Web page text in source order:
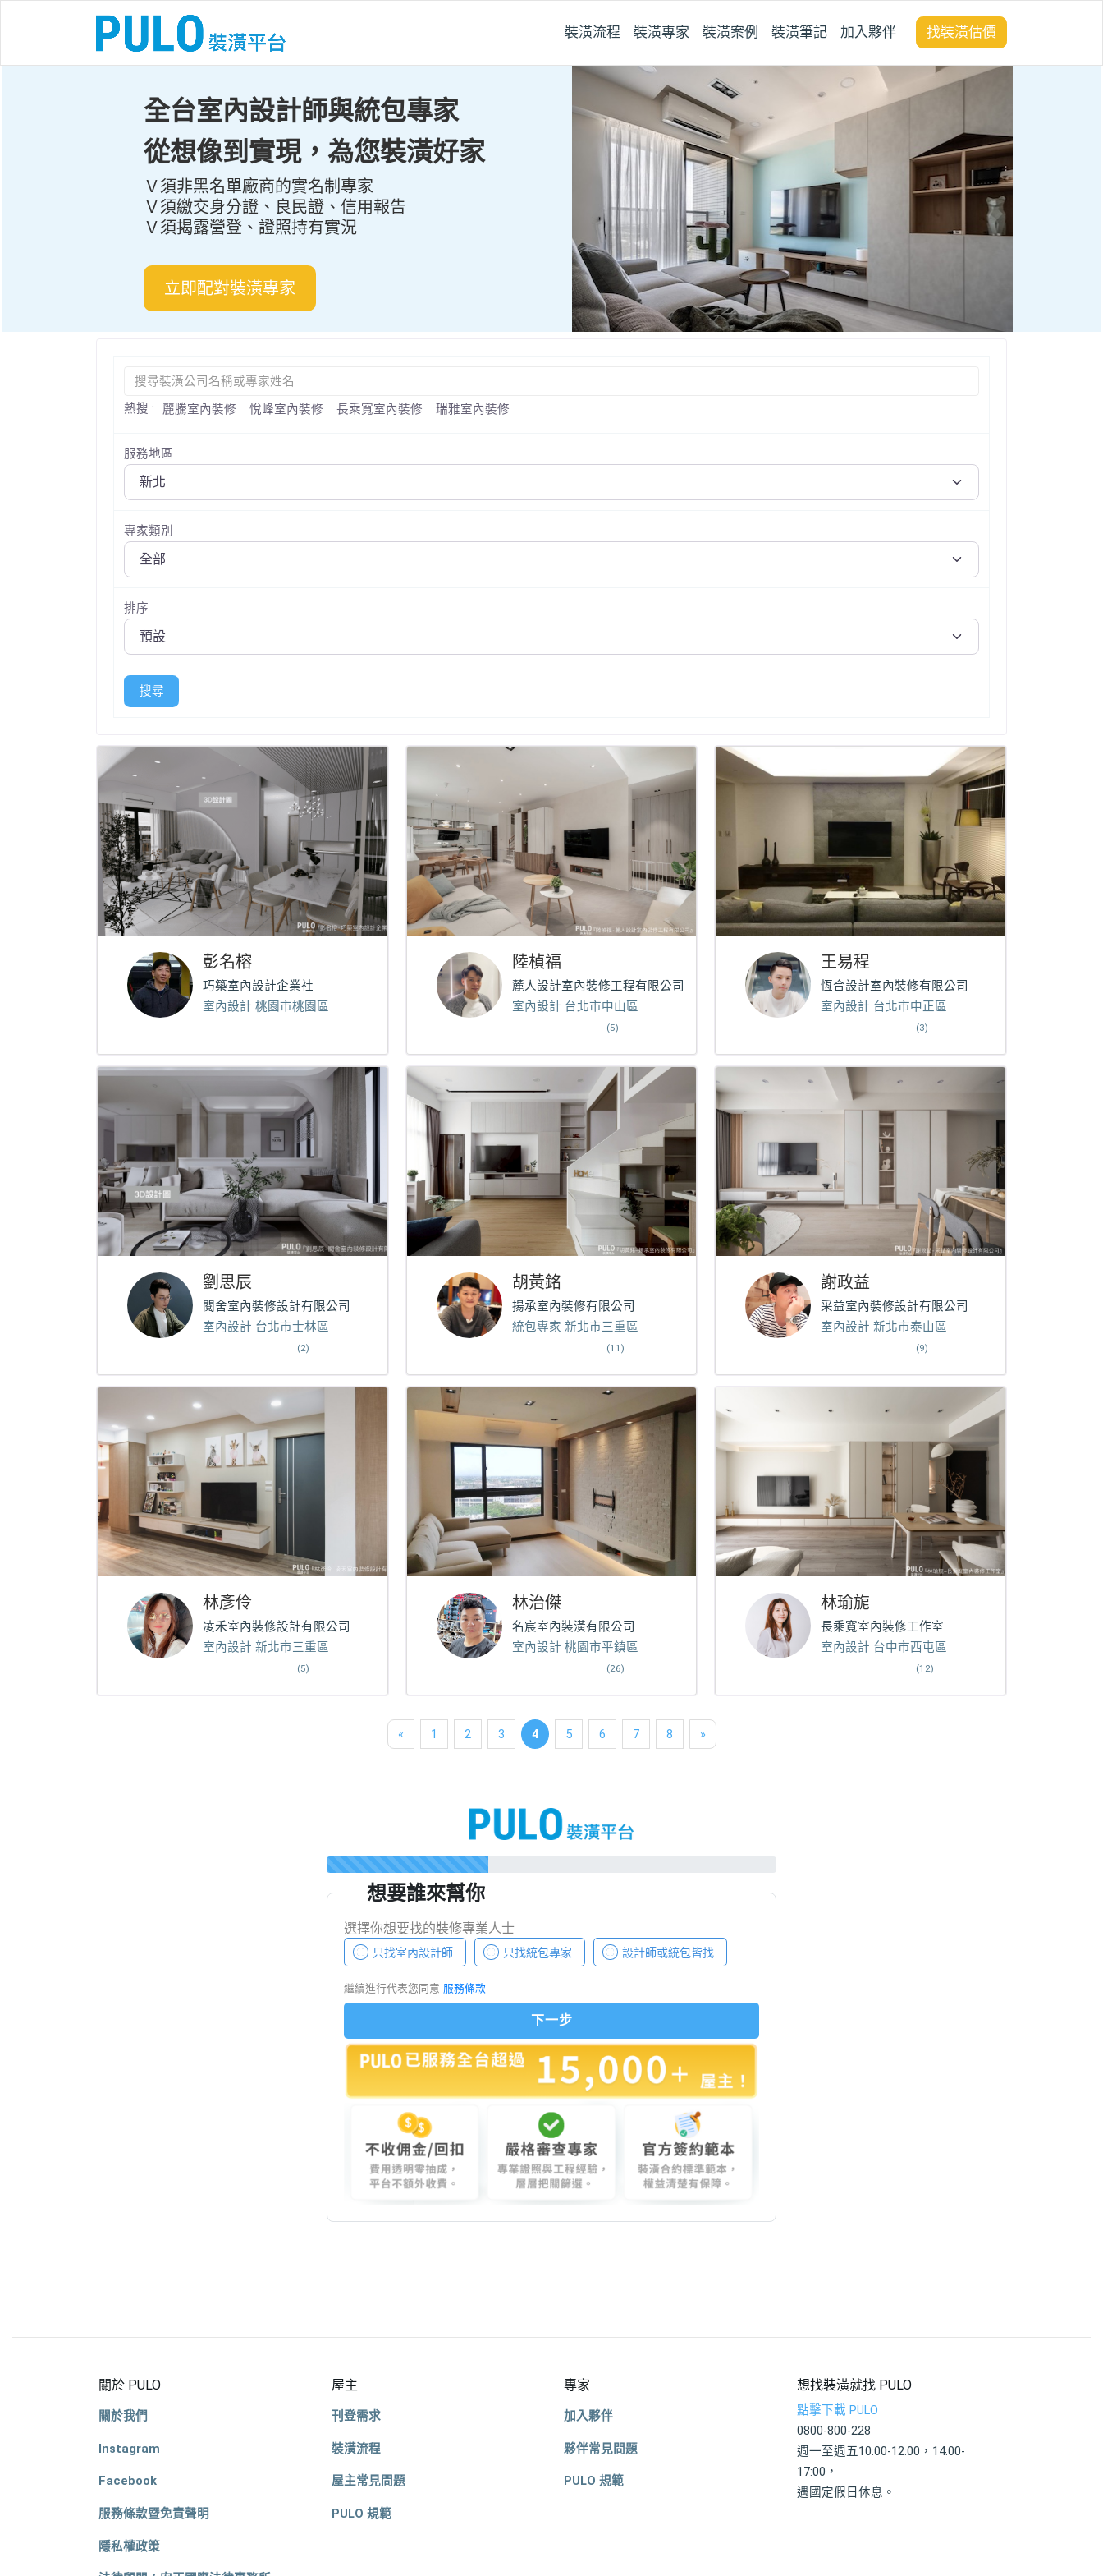
裝潢流程 裝潢專家 裝潢案例 裝潢筆記 加入夥伴 找裝潢估價
全台室內設計師與統包專家
從想像到實現，為您裝潢好家
Ｖ須非黑名單廠商的實名制專家
Ｖ須繳交身分證、良民證、信用報告
Ｖ須揭露營登、證照持有實況
立即配對裝潢專家
熱搜 : 麗騰室內裝修 悅峰室內裝修 長乘寬室內裝修 瑞雅室內裝修
服務地區
專家類別
排序
搜尋
彭名榕
巧築室內設計企業社
室內設計 桃園市桃園區
劉思辰
閱舍室內裝修設計有限公司
室內設計 台北市士林區
(2)
林彥伶
凌禾室內裝修設計有限公司
室內設計 新北市三重區
(5)
陸楨福
麓人設計室內裝修工程有限公司
室內設計 台北市中山區
(5)
胡黃銘
揚承室內裝修有限公司
統包專家 新北市三重區
(11)
林治傑
名宸室內裝潢有限公司
室內設計 桃園市平鎮區
(26)
王易程
恆合設計室內裝修有限公司
室內設計 台北市中正區
(3)
謝政益
采益室內裝修設計有限公司
室內設計 新北市泰山區
(9)
林瑜旎
長乘寬室內裝修工作室
室內設計 台中市西屯區
(12)
« 1 2 3 4 5 6 7 8 »
關於 PULO
關於我們
Instagram
Facebook
服務條款暨免責聲明
隱私權政策
屋主
刊登需求
裝潢流程
屋主常見問題
PULO 規範
專家
加入夥伴
夥伴常見問題
PULO 規範
想找裝潢就找 PULO
點擊下載 PULO
0800-800-228
週一至週五10:00-12:00，14:00-
17:00，
遇國定假日休息。